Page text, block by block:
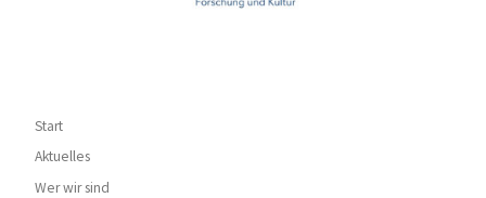
Start
Aktuelles
Wer wir sind